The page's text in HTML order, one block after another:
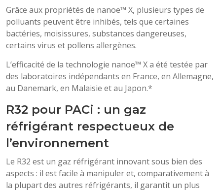
Grâce aux propriétés de nanoe™ X, plusieurs types de
polluants peuvent être inhibés, tels que certaines
bactéries, moisissures, substances dangereuses,
certains virus et pollens allergènes.
L’efficacité de la technologie nanoe™ X a été testée par
des laboratoires indépendants en France, en Allemagne,
au Danemark, en Malaisie et au Japon.*
R32 pour PACi : un gaz
réfrigérant respectueux de
l’environnement
Le R32 est un gaz réfrigérant innovant sous bien des
aspects : il est facile à manipuler et, comparativement à
la plupart des autres réfrigérants, il garantit un plus